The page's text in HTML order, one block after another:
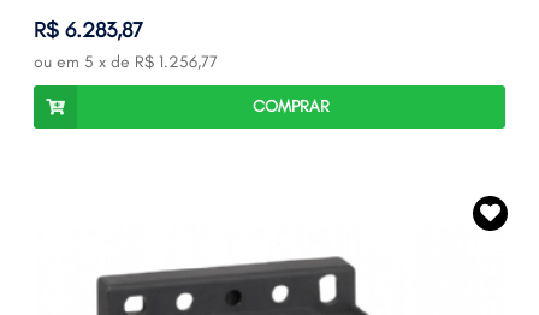
R$ 6.283,87
ou em 5 x de R$ 1.256,77
COMPRAR